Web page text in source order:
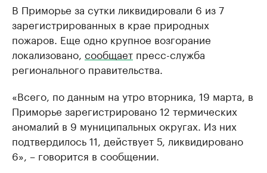
В Приморье за сутки ликвидировали 6 из 7
зарегистрированных в крае природных
пожаров. Еще одно крупное возгорание
локализовано, сообщает пресс-служба
регионального правительства.
«Всего, по данным на утро вторника, 19 марта, в
Приморье зарегистрировано 12 термических
аномалий в 9 муниципальных округах. Из них
подтвердилось 11, действует 5, ликвидировано
6», – говорится в сообщении.